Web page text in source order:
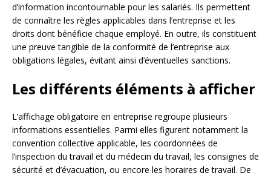
d’information incontournable pour les salariés. Ils permettent
de connaître les règles applicables dans l’entreprise et les
droits dont bénéficie chaque employé. En outre, ils constituent
une preuve tangible de la conformité de l’entreprise aux
obligations légales, évitant ainsi d’éventuelles sanctions.
Les différents éléments à afficher
L’affichage obligatoire en entreprise regroupe plusieurs
informations essentielles. Parmi elles figurent notamment la
convention collective applicable, les coordonnées de
l’inspection du travail et du médecin du travail, les consignes de
sécurité et d’évacuation, ou encore les horaires de travail. De